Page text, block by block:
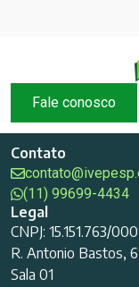
Fale conosco
Contato
(11) 99699-4434
Legal
CNPJ: 15.151.763/
R. Antonio Bastos,
Sala 01